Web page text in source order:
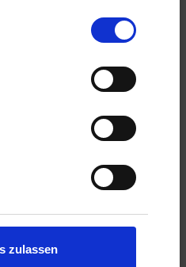
zulassen